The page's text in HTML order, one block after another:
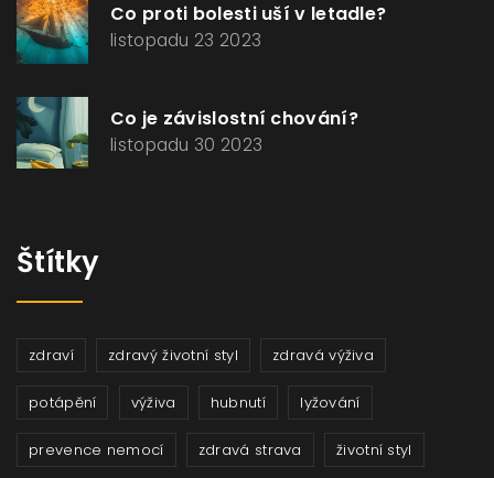
Co proti bolesti uší v letadle?
listopadu 23 2023
Co je závislostní chování?
listopadu 30 2023
Štítky
zdraví zdravý životní styl zdravá výživa
potápění výživa hubnutí lyžování
prevence nemocí zdravá strava životní styl